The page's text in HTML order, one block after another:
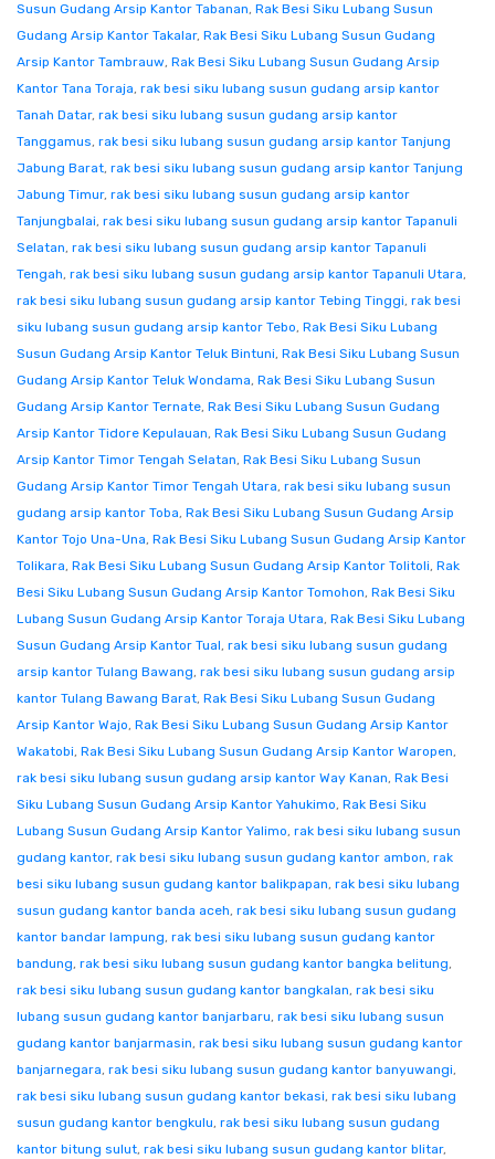
Susun Gudang Arsip Kantor Tabanan, Rak Besi Siku Lubang Susun
Gudang Arsip Kantor Takalar, Rak Besi Siku Lubang Susun Gudang
Arsip Kantor Tambrauw, Rak Besi Siku Lubang Susun Gudang Arsip
Kantor Tana Toraja, rak besi siku lubang susun gudang arsip kantor
Tanah Datar, rak besi siku lubang susun gudang arsip kantor
Tanggamus, rak besi siku lubang susun gudang arsip kantor Tanjung
Jabung Barat, rak besi siku lubang susun gudang arsip kantor Tanjung
Jabung Timur, rak besi siku lubang susun gudang arsip kantor
Tanjungbalai, rak besi siku lubang susun gudang arsip kantor Tapanuli
Selatan, rak besi siku lubang susun gudang arsip kantor Tapanuli
Tengah, rak besi siku lubang susun gudang arsip kantor Tapanuli Utara,
rak besi siku lubang susun gudang arsip kantor Tebing Tinggi, rak besi
siku lubang susun gudang arsip kantor Tebo, Rak Besi Siku Lubang
Susun Gudang Arsip Kantor Teluk Bintuni, Rak Besi Siku Lubang Susun
Gudang Arsip Kantor Teluk Wondama, Rak Besi Siku Lubang Susun
Gudang Arsip Kantor Ternate, Rak Besi Siku Lubang Susun Gudang
Arsip Kantor Tidore Kepulauan, Rak Besi Siku Lubang Susun Gudang
Arsip Kantor Timor Tengah Selatan, Rak Besi Siku Lubang Susun
Gudang Arsip Kantor Timor Tengah Utara, rak besi siku lubang susun
gudang arsip kantor Toba, Rak Besi Siku Lubang Susun Gudang Arsip
Kantor Tojo Una-Una, Rak Besi Siku Lubang Susun Gudang Arsip Kantor
Tolikara, Rak Besi Siku Lubang Susun Gudang Arsip Kantor Tolitoli, Rak
Besi Siku Lubang Susun Gudang Arsip Kantor Tomohon, Rak Besi Siku
Lubang Susun Gudang Arsip Kantor Toraja Utara, Rak Besi Siku Lubang
Susun Gudang Arsip Kantor Tual, rak besi siku lubang susun gudang
arsip kantor Tulang Bawang, rak besi siku lubang susun gudang arsip
kantor Tulang Bawang Barat, Rak Besi Siku Lubang Susun Gudang
Arsip Kantor Wajo, Rak Besi Siku Lubang Susun Gudang Arsip Kantor
Wakatobi, Rak Besi Siku Lubang Susun Gudang Arsip Kantor Waropen,
rak besi siku lubang susun gudang arsip kantor Way Kanan, Rak Besi
Siku Lubang Susun Gudang Arsip Kantor Yahukimo, Rak Besi Siku
Lubang Susun Gudang Arsip Kantor Yalimo, rak besi siku lubang susun
gudang kantor, rak besi siku lubang susun gudang kantor ambon, rak
besi siku lubang susun gudang kantor balikpapan, rak besi siku lubang
susun gudang kantor banda aceh, rak besi siku lubang susun gudang
kantor bandar lampung, rak besi siku lubang susun gudang kantor
bandung, rak besi siku lubang susun gudang kantor bangka belitung,
rak besi siku lubang susun gudang kantor bangkalan, rak besi siku
lubang susun gudang kantor banjarbaru, rak besi siku lubang susun
gudang kantor banjarmasin, rak besi siku lubang susun gudang kantor
banjarnegara, rak besi siku lubang susun gudang kantor banyuwangi,
rak besi siku lubang susun gudang kantor bekasi, rak besi siku lubang
susun gudang kantor bengkulu, rak besi siku lubang susun gudang
kantor bitung sulut, rak besi siku lubang susun gudang kantor blitar,